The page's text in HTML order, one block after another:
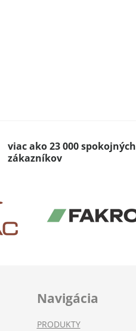
viac ako 23 000 spokojných
zákazníkov
Navigácia
PRODUKTY